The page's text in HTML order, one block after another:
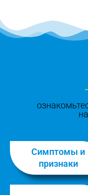
Симптомы и
признаки